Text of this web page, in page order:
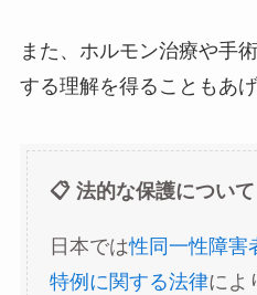
また、ホルモン治療や手
する理解を得ることもあげ
📋 法的な保護について
日本では性同一性障害
特例に関する法律によ